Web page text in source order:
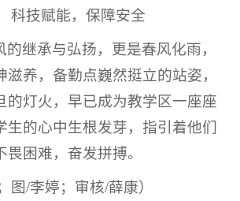
科技赋能，保障安全
的继承与弘扬，更是春风化雨，
滋养，备勤点巍然挺立的站姿，
的灯火，早已成为教学区一座座
生的心中生根发芽，指引着他们
困难，奋发拼搏。
图/李婷；审核/薛康）